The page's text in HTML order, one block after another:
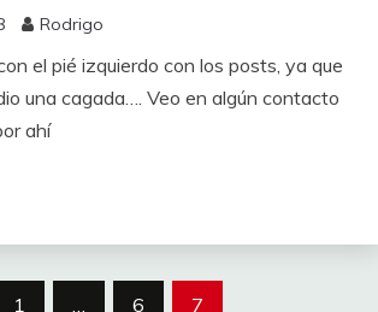
Rodrigo
el pié izquierdo con los posts, ya que
una cagada…. Veo en algún contacto
ahí
1 … 6 7